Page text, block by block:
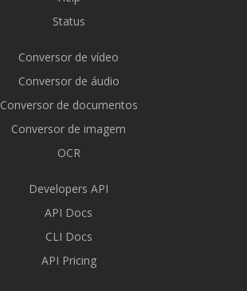
Status
Conversor de vídeo
Conversor de áudio
Conversor de documentos
Conversor de imagem
OCR
Developers API
API Docs
CLI Docs
API Pricing